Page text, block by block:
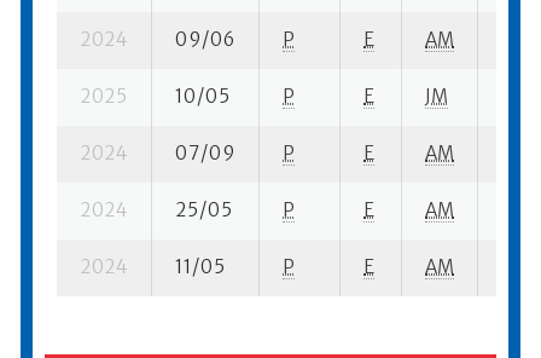
2024 09/06 P E AM
2025 10/05 P E JM
2024 07/09 P E AM
2024 25/05 P E AM
2024 11/05 P E AM